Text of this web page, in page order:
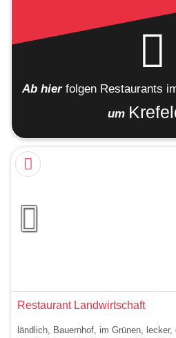
Ab hier folgen Restaurants
um
Restaurant Landwirtschaft
ländlich, Bauernhof, im Grünen,